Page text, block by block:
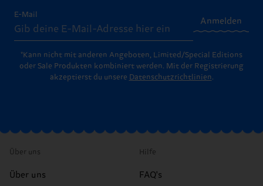
E-Mail
Anmelden
*Kann nicht mit anderen Angeboten, Limited/Special Editions
oder Sale Produkten kombiniert werden. Mit der Registrierung
akzeptierst du unsere Datenschutzrichtlinien.
Über uns
Über uns
Hilfe
FAQ's